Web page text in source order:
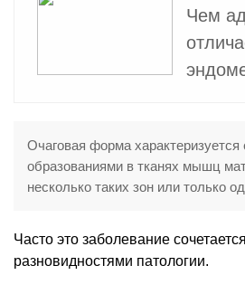
Чем
Очаговая форма
образованиями в тканях мышц
несколько таких зон или только
Часто это заболевание
разновидностями патологии.